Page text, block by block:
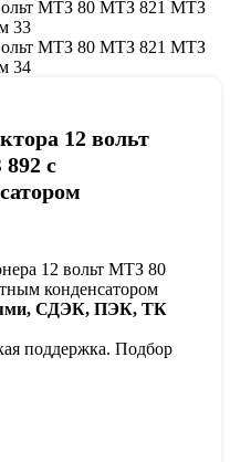
12 вольт
c
12 вольт МТЗ 80
конденсатором
СДЭК, ПЭК, ТК
поддержка. Подбор